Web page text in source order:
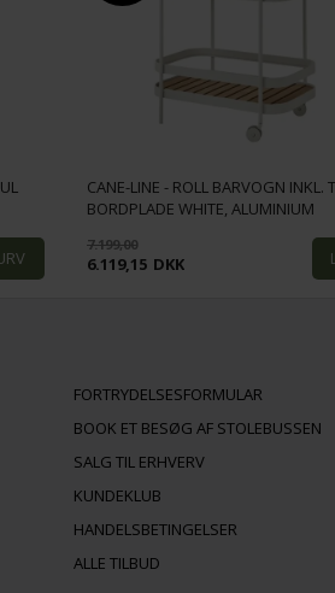
CANE-LINE - ROLL BARVOGN INKL.
BORDPLADE WHITE, ALUMINIUM
7.199,00
6.119,15 DKK
FORTRYDELSESFORMULAR
BOOK ET BESØG AF STOLEBUSSEN
SALG TIL ERHVERV
KUNDEKLUB
HANDELSBETINGELSER
ALLE TILBUD